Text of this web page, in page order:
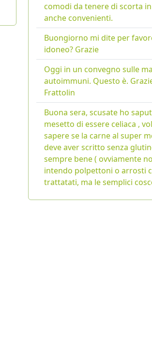
comodi da tenere di scorta
anche convenienti.
Buongiorno mi dite per
idoneo? Grazie
Oggi in un convegno sulle
autoimmuni. Questo è.
Frattolin
Buona sera, scusate ho
mesetto di essere celiaca ,
sapere se la carne al super
deve aver scritto senza
sempre bene ( ovviamente
intendo polpettoni o arrosti
trattatati, ma le semplici